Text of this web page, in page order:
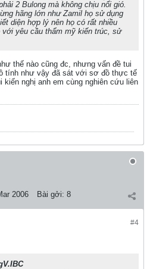
2 Bulong mà không chịu nổi gió.
hãng lớn như Zamil họ sử dụng
diện hợp lý nên họ có rất nhiều
với yêu cầu thẩm mỹ kiến trúc, sử
thế nào cũng đc, nhưng vấn đề tui
tính như vậy đã sát với sơ đồ thực tế
nghị anh em cùng nghiên cứu liên
2006 Bài gởi: 8
#4